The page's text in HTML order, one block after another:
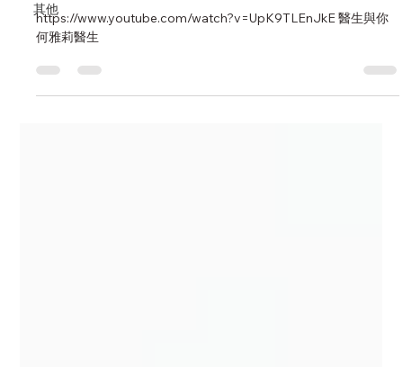
其他
https://www.youtube.com/watch?v=UpK9TLEnJkE 醫生與你
何雅莉醫生